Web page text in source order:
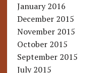
January 2016
December 2015
November 2015
October 2015
September 2015
July 2015